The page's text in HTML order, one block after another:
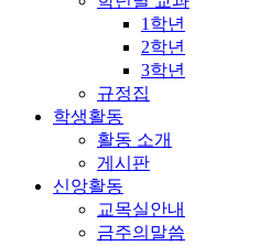
1학년
2학년
3학년
규정집
학생활동
활동 소개
게시판
신앙활동
교목실안내
금주의말씀